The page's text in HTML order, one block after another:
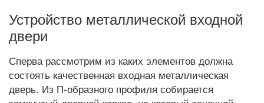
Устройство металлической входной
двери
Сперва рассмотрим из каких элементов должна
состоять качественная входная металлическая
дверь. Из П-образного профиля собирается